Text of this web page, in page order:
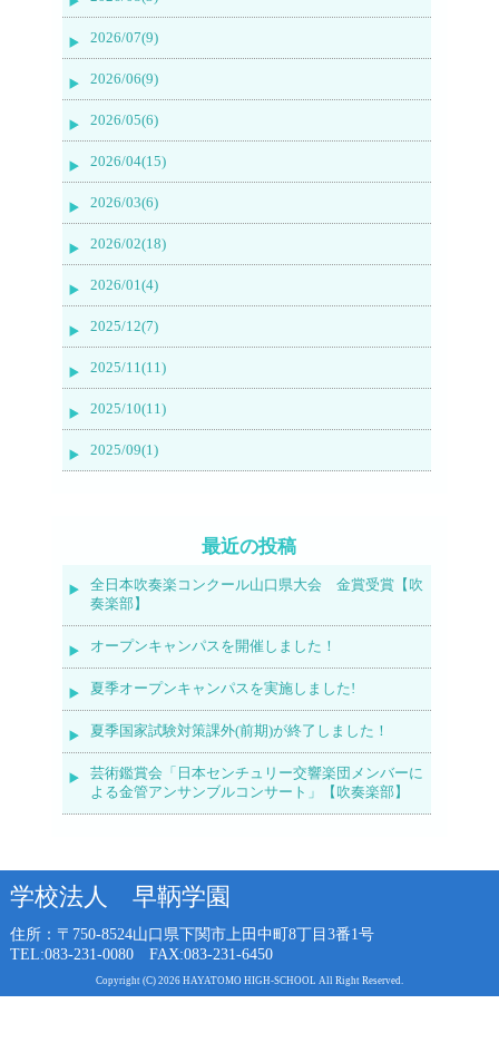
2026/07(9)
2026/06(9)
2026/05(6)
2026/04(15)
2026/03(6)
2026/02(18)
2026/01(4)
2025/12(7)
2025/11(11)
2025/10(11)
2025/09(1)
最近の投稿
全日本吹奏楽コンクール山口県大会 金賞受賞【吹
奏楽部】
オープンキャンパスを開催しました！
夏季オープンキャンパスを実施しました!
夏季国家試験対策課外(前期)が終了しました！
芸術鑑賞会「日本センチュリー交響楽団メンバーに
よる金管アンサンブルコンサート」【吹奏楽部】
学校法人 早鞆学園
住所：〒750-8524山口県下関市上田中町8丁目3番1号
TEL:083-231-0080 FAX:083-231-6450
Copyright (C) 2026 HAYATOMO HIGH-SCHOOL All Right Reserved.